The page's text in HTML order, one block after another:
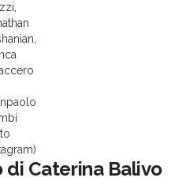
di Caterina Balivo